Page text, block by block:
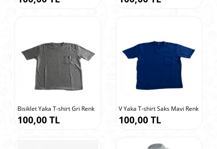
Bisiklet Yaka T-shirt Gri Renk
100,00 TL
V Yaka T-shirt Saks Mavi Renk
100,00 TL